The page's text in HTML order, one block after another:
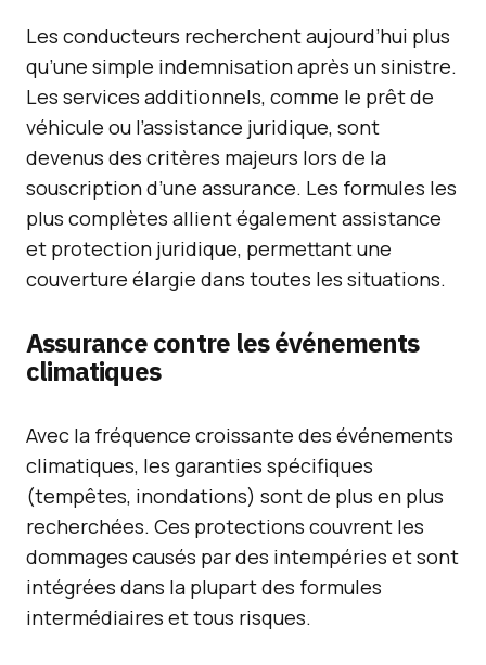
Les conducteurs recherchent aujourd’hui plus
qu’une simple indemnisation après un sinistre.
Les services additionnels, comme le prêt de
véhicule ou l’assistance juridique, sont
devenus des critères majeurs lors de la
souscription d’une assurance. Les formules les
plus complètes allient également assistance
et protection juridique, permettant une
couverture élargie dans toutes les situations.
Assurance contre les événements
climatiques
Avec la fréquence croissante des événements
climatiques, les garanties spécifiques
(tempêtes, inondations) sont de plus en plus
recherchées. Ces protections couvrent les
dommages causés par des intempéries et sont
intégrées dans la plupart des formules
intermédiaires et tous risques.